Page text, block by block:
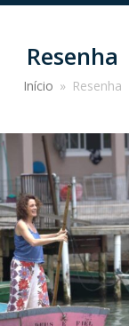
Resenha
Início » Resenha